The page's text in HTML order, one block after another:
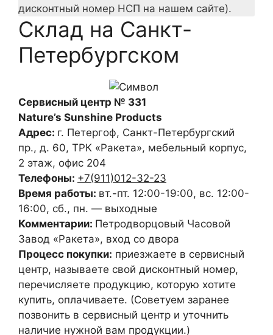
дисконтный номер НСП на нашем сайте).
Склад на Санкт-
Петербургском
Сервисный центр № 331
Nature’s Sunshine Products
Адрес: г. Петергоф, Санкт-Петербургский
пр., д. 60, ТРК «Ракета», мебельный корпус,
2 этаж, офис 204
Телефоны: +7(911)012-32-23
Время работы: вт.-пт. 12:00-19:00, вс. 12:00-
16:00, сб., пн. — выходные
Комментарии: Петродворцовый Часовой
Завод «Ракета», вход со двора
Процесс покупки: приезжаете в сервисный
центр, называете свой дисконтный номер,
перечисляете продукцию, которую хотите
купить, оплачиваете. (Советуем заранее
позвонить в сервисный центр и уточнить
наличие нужной вам продукции.)